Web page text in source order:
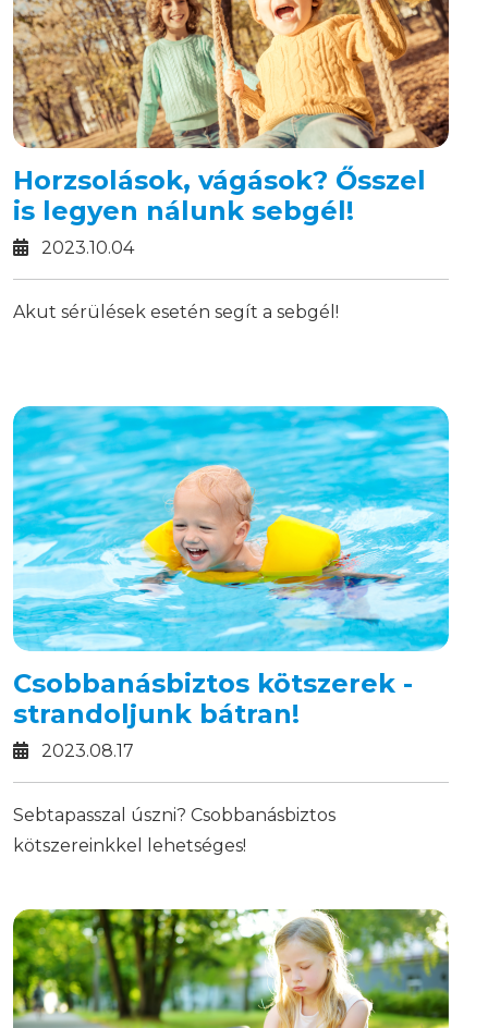
Horzsolások, vágások? Ősszel
is legyen nálunk sebgél!
2023.10.04
Akut sérülések esetén segít a sebgél!
Csobbanásbiztos kötszerek -
strandoljunk bátran!
2023.08.17
Sebtapasszal úszni? Csobbanásbiztos
kötszereinkkel lehetséges!